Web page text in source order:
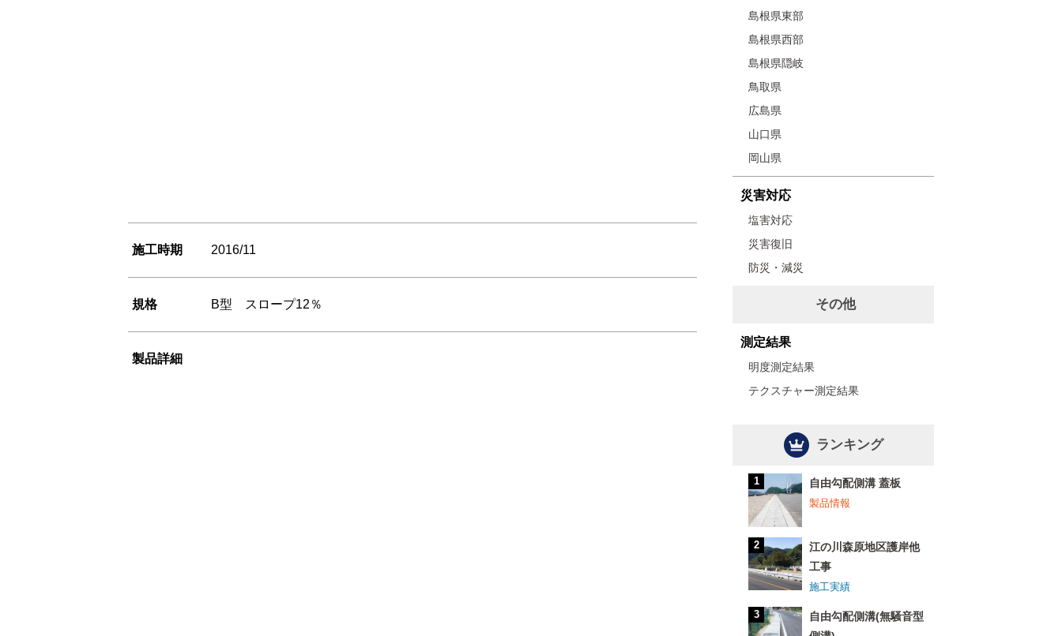
施工時期 2016/11
規格 B型 スロープ12％
製品詳細
島根県東部
島根県西部
島根県隠岐
鳥取県
広島県
山口県
岡山県
災害対応
塩害対応
災害復旧
防災・減災
その他
測定結果
明度測定結果
テクスチャー測定結果
ランキング
自由勾配側溝 蓋板
製品情報
江の川森原地区護岸他
工事
施工実績
自由勾配側溝(無騒音型